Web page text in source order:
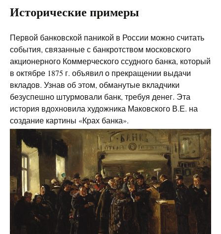
Исторические примеры
Первой банковской паникой в России можно считать
события, связанные с банкротством московского
акционерного Коммерческого ссудного банка, который
в октябре 1875 г. объявил о прекращении выдачи
вкладов. Узнав об этом, обманутые вкладчики
безуспешно штурмовали банк, требуя денег. Эта
история вдохновила художника Маковского В.Е. на
создание картины «Крах банка».